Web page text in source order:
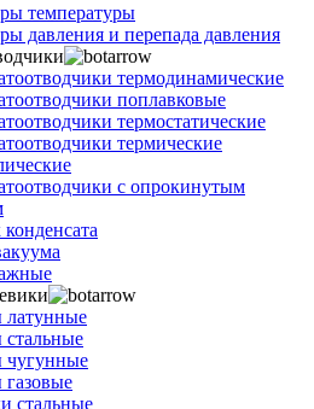
температуры
давления и перепада давления
термодинамические
поплавковые
термостатические
термические
с опрокинутым
чугунные
стальные